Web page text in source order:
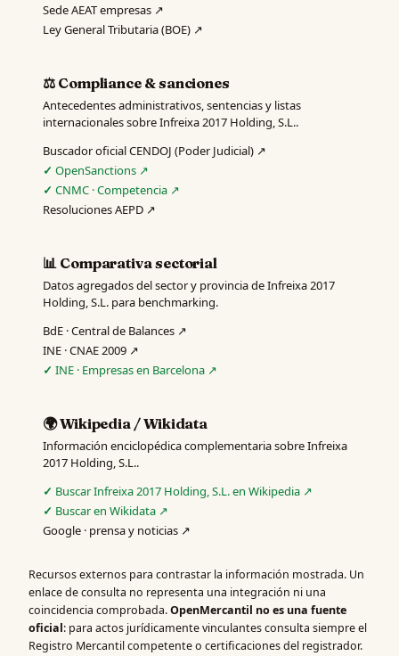
Sede AEAT empresas ↗
Ley General Tributaria (BOE) ↗
⚖️ Compliance & sanciones
Antecedentes administrativos, sentencias y listas
internacionales sobre Infreixa 2017 Holding, S.L..
Buscador oficial CENDOJ (Poder Judicial) ↗
OpenSanctions ↗
CNMC · Competencia ↗
Resoluciones AEPD ↗
📊 Comparativa sectorial
Datos agregados del sector y provincia de Infreixa 2017
Holding, S.L. para benchmarking.
BdE · Central de Balances ↗
INE · CNAE 2009 ↗
INE · Empresas en Barcelona ↗
🌍 Wikipedia / Wikidata
Información enciclopédica complementaria sobre Infreixa
2017 Holding, S.L..
Buscar Infreixa 2017 Holding, S.L. en Wikipedia ↗
Buscar en Wikidata ↗
Google · prensa y noticias ↗
Recursos externos para contrastar la información mostrada. Un
enlace de consulta no representa una integración ni una
coincidencia comprobada.OpenMercantil no es una fuente
oficial: para actos jurídicamente vinculantes consulta siempre el
Registro Mercantil competente o certificaciones del registrador.